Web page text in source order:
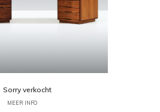
Sorry verkocht
MEER INFO